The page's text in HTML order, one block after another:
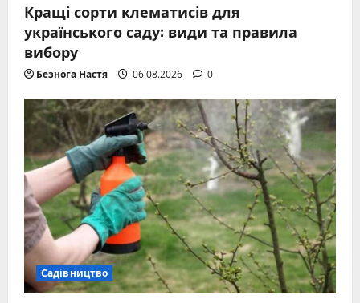
Кращі сорти клематисів для
українського саду: види та правила
вибору
Безнога Настя 06.08.2026 0
Садівництво